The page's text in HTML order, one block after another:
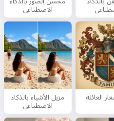
الاصطناعي
العائلة مزيل الأشياء بالذكاء
الاصطناعي